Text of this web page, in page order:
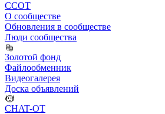
ССОТ
О сообществе
Обновления в сообществе
Люди сообщества
Золотой фонд
Файлообменник
Видеогалерея
Доска объявлений
CHAT-OT